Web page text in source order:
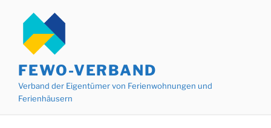
Inhalt
springen
FEWO-VERBAND
Verband der Eigentümer von Ferienwohnungen und
Ferienhäusern